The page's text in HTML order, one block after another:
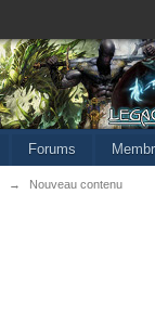
Forums
→ Nouveau contenu